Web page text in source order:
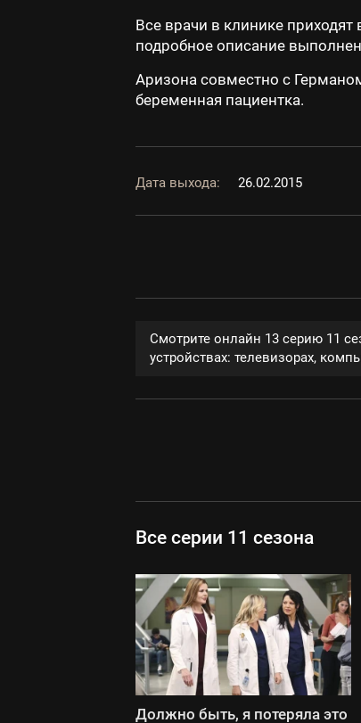
Все врачи в клинике приходят
подробное описание
Аризона совместно с
беременная пациентка.
Дата выхода: 26.02.2015
Смотрите онлайн 13 серию 11
устройствах: телевизорах,
Все серии 11 сезона
Должно быть, я потеряла это